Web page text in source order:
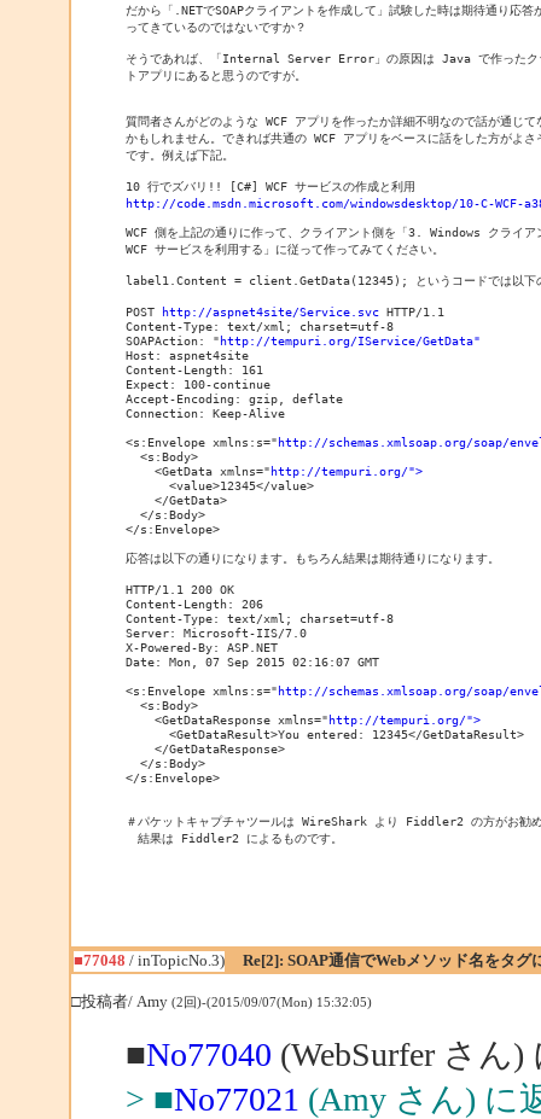
だから「.NETでSOAPクライアントを作成して」試験した時は期待通り応答
ってきているのではないですか？
そうであれば、「Internal Server Error」の原因は Java で作ったク
トアプリにあると思うのですが。
質問者さんがどのような WCF アプリを作ったか詳細不明なので話が通じて
かもしれません。できれば共通の WCF アプリをベースに話をした方がよさ
です。例えば下記。
http://code.msdn.microsoft.com/windowsdesktop/10-C-WCF-
WCF 側を上記の通りに作って、クライアント側を「3. Windows クライ
WCF サービスを利用する」に従って作ってみてください。
label1.Content = client.GetData(12345); というコードでは以下の
POST http://aspnet4site/Service.svc HTTP/1.1
Content-Type: text/xml; charset=utf-8
SOAPAction: "http://tempuri.org/IService/GetData"
Host: aspnet4site
Content-Length: 161
Expect: 100-continue
Accept-Encoding: gzip, deflate
Connection: Keep-Alive
<s:Envelope xmlns:s="http://schemas.xmlsoap.org/soap/
  <s:Body>
    <GetData xmlns="
http://tempuri.org/">
      <value>12345</value>
    </GetData>
  </s:Body>
</s:Envelope>
応答は以下の通りになります。もちろん結果は期待通りになります。
HTTP/1.1 200 OK
Content-Length: 206
Content-Type: text/xml; charset=utf-8
Server: Microsoft-IIS/7.0
X-Powered-By: ASP.NET
Date: Mon, 07 Sep 2015 02:16:07 GMT
<s:Envelope xmlns:s="http://schemas.xmlsoap.org/soap/
  <s:Body>
    <GetDataResponse xmlns="
http://tempuri.org/">
      <GetDataResult>You entered: 12345</GetDataResult>
    </GetDataResponse>
  </s:Body>
</s:Envelope>
＃パケットキャプチャツールは WireShark より Fiddler2 の方がお勧
結果は Fiddler2 によるものです。
■77048 / inTopicNo.3) Re[2]: SOAP通信でWebメソッド名をタグ
□投稿者/ Amy (2回)-(2015/09/07(Mon) 15:32:05)
■No77040 (WebSurfer さん)
> ■No77021 (Amy さん) に